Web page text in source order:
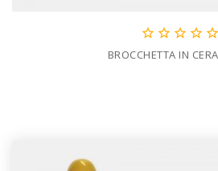
    
BROCCHETTA IN